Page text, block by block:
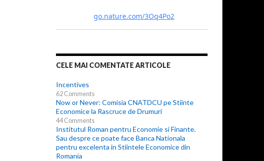
CELE MAI COMENTATE ARTICOLE
Incentives
62 Comments
Now or Never: Comisia CNATDCU pe Stiinte
Economice la Rascruce de Drumuri
44 Comments
Institutul Roman pentru Economie si Finante.
Sau despre ce poate face Banca Nationala
pentru excelenta in Stiintele Economice din
Romania